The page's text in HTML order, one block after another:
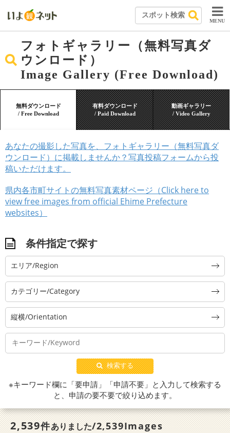
MENU
フォトギャラリー（無料写真ダ
ウンロード）
Image Gallery (Free Download)
無料ダウンロード
/ Free Download
有料ダウンロード
/ Paid Download
動画ギャラリー
/ Video Gallery
あなたの撮影した写真を、フォトギャラリー（無料写真ダ
ウンロード）に掲載しませんか？写真投稿フォームから投
稿いただけます。
県内各市町サイトの無料写真素材ページ（Click here to
view free images from official Ehime Prefecture
websites）
条件指定で探す
エリア/Region
カテゴリー/Category
縦横/Orientation
検索する
※キーワード欄に「要申請」「申請不要」と入力して検索する
と、申請の要不要で絞り込めます。
2,539件ありました/2,539Images